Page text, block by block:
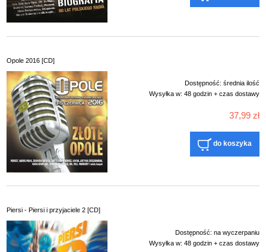
Opole 2016 [CD]
Dostępność: średnia ilość
Wysyłka w: 48 godzin + czas dostawy
37,99 zł
do koszyka
Piersi - Piersi i przyjaciele 2 [CD]
Dostępność: na wyczerpaniu
Wysyłka w: 48 godzin + czas dostawy